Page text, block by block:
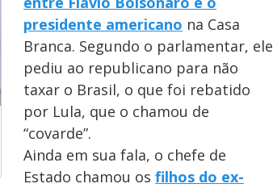
presidente americano na Casa
Branca. Segundo o parlamentar, ele
pediu ao republicano para não
taxar o Brasil, o que foi rebatido
por Lula, que o chamou de
“covarde”.
Ainda em sua fala, o chefe de
Estado chamou os filhos do ex-